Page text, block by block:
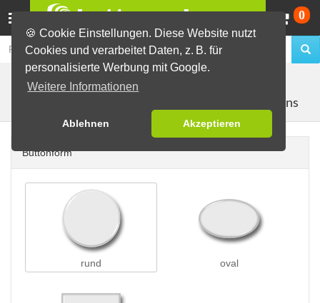
🍪 Cookie Einstellungen. Diese Website nutzt
Cookies und verarbeitet Daten, z. B. für
personalisierte Werbung mit Google.
Weitere Informationen
Ablehnen Akzeptieren
0
Buttons erstellen Buttons auf Karten
mit 2 Buttons
Buttonform
rund oval